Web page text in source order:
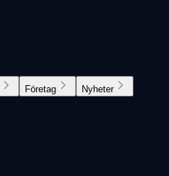
Företag Nyheter